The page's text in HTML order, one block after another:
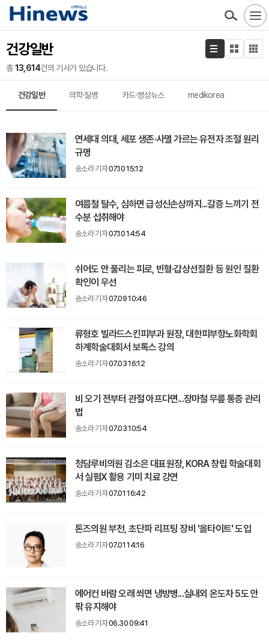
건강일반
총13,614건의 기사가 있습니다.
건강일반 의학·질병 카드·영상뉴스 medikorea
연세대 의대, 세포 생존·사멸 가르는 유전자 조절 원리
규명
송소라 기자07.10 15:12
여름철 탈수, 심하면 급성신손상까지...갈증 느끼기 전
수분 섭취해야
송소라 기자07.10 14:54
쉬어도 안 풀리는 피로, 빈혈·갑상선질환 등 원인 질환
확인이 우선
송소라 기자07.09 10:46
류형호 빌라드스킨피부과 원장, 대한피부항노화학회
하계학술대회서 보톡스 강의
송소라 기자07.03 16:12
비 오기 전부터 관절 아프다면...장마철 무릎 통증 관리
법
송소라 기자07.03 10:54
청담루비의원 김소은 대표원장, KORA 창립 학술대회
서 실펌X 활용 기미 치료 강연
송소라 기자07.01 16:42
톤즈의원 부천, 초단파 리프팅 장비 '올타이트' 도입
송소라 기자07.01 14:16
에어컨 바람 오래 쐬면 냉방병...실내외 온도차 5도 안
팎 유지해야
송소라 기자06.30 09:41